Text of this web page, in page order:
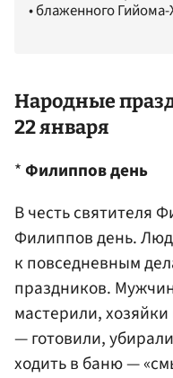
• блаженного
Народные
22 января
*Филиппов день
В честь святителя
Филиппов день.
к повседневным
праздников.
мастерили,
— готовили,
ходить в баню —